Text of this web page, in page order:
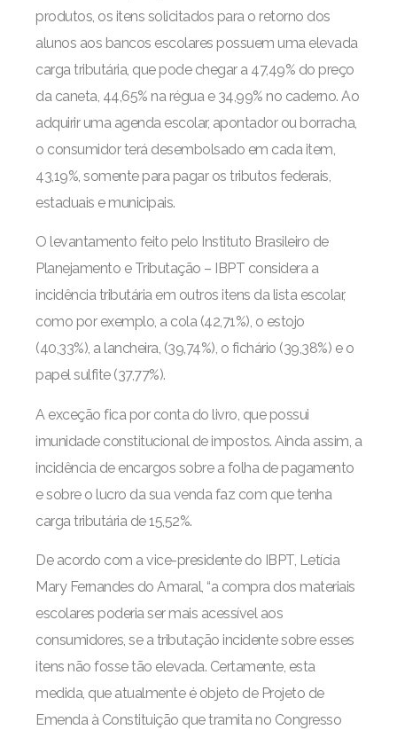
produtos, os itens solicitados para o retorno dos
alunos aos bancos escolares possuem uma elevada
carga tributária, que pode chegar a 47,49% do preço
da caneta, 44,65% na régua e 34,99% no caderno. Ao
adquirir uma agenda escolar, apontador ou borracha,
o consumidor terá desembolsado em cada item,
43,19%, somente para pagar os tributos federais,
estaduais e municipais.
O levantamento feito pelo Instituto Brasileiro de
Planejamento e Tributação – IBPT considera a
incidência tributária em outros itens da lista escolar,
como por exemplo, a cola (42,71%), o estojo
(40,33%), a lancheira, (39,74%), o fichário (39,38%) e o
papel sulfite (37,77%).
A exceção fica por conta do livro, que possui
imunidade constitucional de impostos. Ainda assim, a
incidência de encargos sobre a folha de pagamento
e sobre o lucro da sua venda faz com que tenha
carga tributária de 15,52%.
De acordo com a vice-presidente do IBPT, Letícia
Mary Fernandes do Amaral, “a compra dos materiais
escolares poderia ser mais acessível aos
consumidores, se a tributação incidente sobre esses
itens não fosse tão elevada. Certamente, esta
medida, que atualmente é objeto de Projeto de
Emenda à Constituição que tramita no Congresso